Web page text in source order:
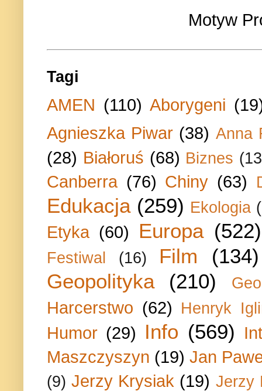
Motyw
Tagi
AMEN (110) Aborygeni
Agnieszka Piwar (38) Anna
(28) Białoruś (68) Biznes
Canberra (76) Chiny (63)
Edukacja (259) Ekologia
Etyka (60) Europa (522)
Festiwal (16) Film
(134)
Geopolityka
(210)
Harcerstwo (62) Henryk
Humor (29) Info (569)
Maszczyszyn (19) Jan
(9) Jerzy Krysiak (19) Jerzy